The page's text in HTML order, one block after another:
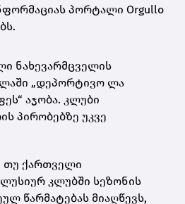
პორტალი Orgullo
ნახევარმცველის
„დეპორტივო ლა
აჯობა. კლუბი
პირობებზე უკვე
თუ ქართველი
კლუბში სეზონის
წარმატებას მიაღწევს,